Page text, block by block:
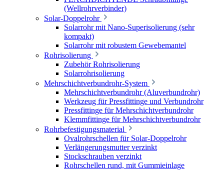
(Wellrohrverbinder)
Solar-Doppelrohr
Solarrohr mit Nano-Superisolierung (sehr
kompakt)
Solarrohr mit robustem Gewebemantel
Rohrisolierung
Zubehör Rohrisolierung
Solarrohrisolierung
Mehrschichtverbundrohr-System
Mehrschichtverbundrohr (Aluverbundrohr)
Werkzeug für Pressfittinge und Verbundrohr
Pressfittinge für Mehrschichtverbundrohr
Klemmfittinge für Mehrschichtverbundrohr
Rohrbefestigungsmaterial
Ovalrohrschellen für Solar-Doppelrohr
Verlängerungsmutter verzinkt
Stockschrauben verzinkt
Rohrschellen rund, mit Gummieinlage